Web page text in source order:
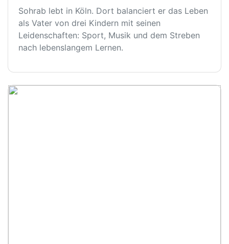
Sohrab lebt in Köln. Dort balanciert er das Leben
als Vater von drei Kindern mit seinen
Leidenschaften: Sport, Musik und dem Streben
nach lebenslangem Lernen.